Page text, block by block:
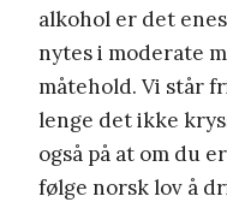
alkohol er det
nytes i moderate
måtehold. Vi står
lenge det ikke
også på at om du
følge norsk lov å